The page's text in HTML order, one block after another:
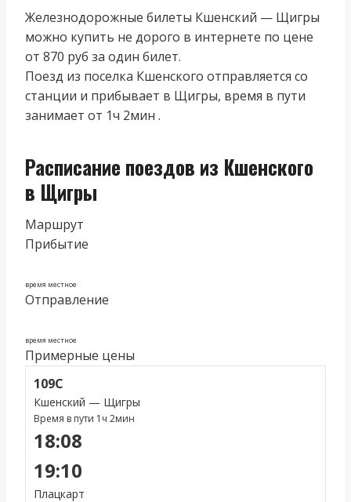
Железнодорожные билеты Кшенский — Щигры
можно купить не дорого в интернете по цене
от 870 руб за один билет.
Поезд из поселка Кшенского отправляется со
станции и прибывает в Щигры, время в пути
занимает от 1ч 2мин .
Расписание поездов из Кшенского
в Щигры
Маршрут
Прибытие
время местное
Отправление
время местное
Примерные цены
109С
Кшенский — Щигры
Время в пути 1ч 2мин
18:08
19:10
Плацкарт